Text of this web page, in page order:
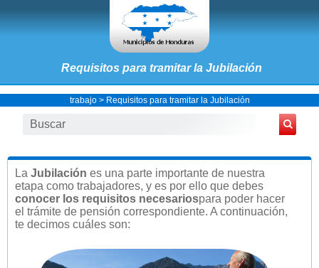
Requisitos para tramitar la Jubilación
trabajo> Requisitos para tramitar la Jubilación
La Jubilación es una parte importante de nuestra
etapa como trabajadores, y es por ello que debes
conocer los requisitos necesariospara poder hacer
el trámite de pensión correspondiente. A continuación,
te decimos cuáles son: